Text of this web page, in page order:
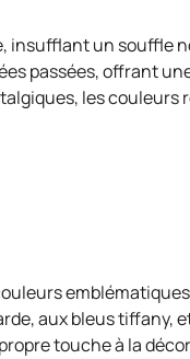
insufflant un souffle
passées, offrant
les couleurs
aux bleus tiffany,
touche à la